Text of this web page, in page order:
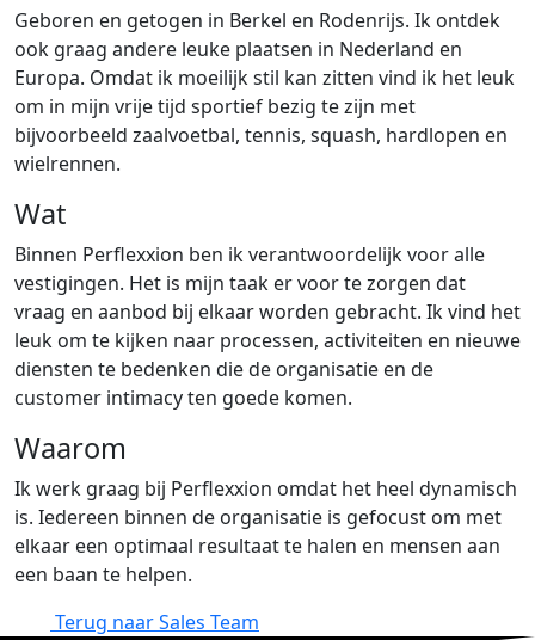
Geboren en getogen in Berkel en Rodenrijs. Ik ontdek
ook graag andere leuke plaatsen in Nederland en
Europa. Omdat ik moeilijk stil kan zitten vind ik het leuk
om in mijn vrije tijd sportief bezig te zijn met
bijvoorbeeld zaalvoetbal, tennis, squash, hardlopen en
wielrennen.
Wat
Binnen Perflexxion ben ik verantwoordelijk voor alle
vestigingen. Het is mijn taak er voor te zorgen dat
vraag en aanbod bij elkaar worden gebracht. Ik vind het
leuk om te kijken naar processen, activiteiten en nieuwe
diensten te bedenken die de organisatie en de
customer intimacy ten goede komen.
Waarom
Ik werk graag bij Perflexxion omdat het heel dynamisch
is. Iedereen binnen de organisatie is gefocust om met
elkaar een optimaal resultaat te halen en mensen aan
een baan te helpen.
Terug naar Sales Team